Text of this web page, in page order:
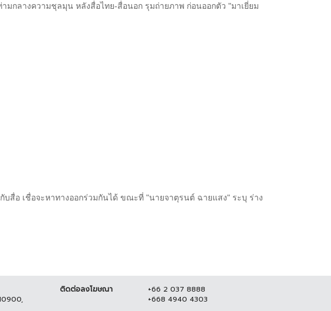
มกลางความชุลมุน หลังสื่อไทย-สื่อนอก รุมถ่ายภาพ ก่อนออกตัว​ "มาเยี่ยม
สื่อ เชื่อจะหาทางออกร่วมกันได้ ขณะที่ "นายจาตุรนต์ ฉายแสง" ระบุ ร่าง
ติดต่อลงโฆษณา
+66 2 037 8888
+668 4940 4303